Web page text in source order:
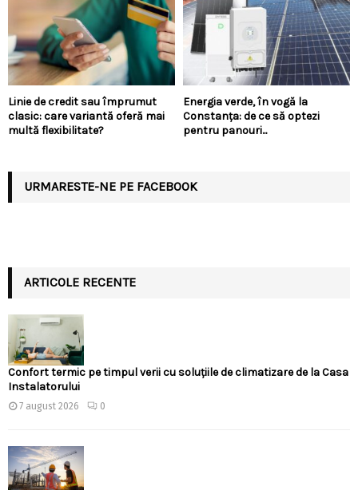
Linie de credit sau împrumut
clasic: care variantă oferă mai
multă flexibilitate?
Energia verde, în vogă la
Constanța: de ce să optezi
pentru panouri...
URMARESTE-NE PE FACEBOOK
ARTICOLE RECENTE
Confort termic pe timpul verii cu soluțiile de climatizare de la Casa
Instalatorului
7 august 2026 0